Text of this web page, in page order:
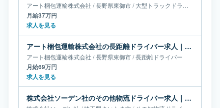
アート梱包運輸株式会社 /長野県東御市/大型トラックドライバー
月給37万円
求人を見る
アート梱包運輸株式会社の長距離ドライバー求人｜長野県東御市｜月給69万円
アート梱包運輸株式会社 /長野県東御市/長距離ドライバー
月給69万円
求人を見る
株式会社ソーデン社のその他物流ドライバー求人｜埼玉県さいたま市｜月給60万-65万円